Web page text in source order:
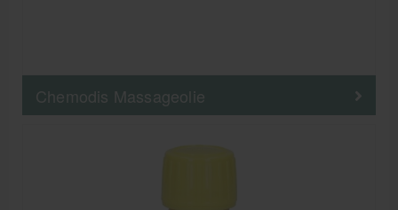
Chemodis Massageolie